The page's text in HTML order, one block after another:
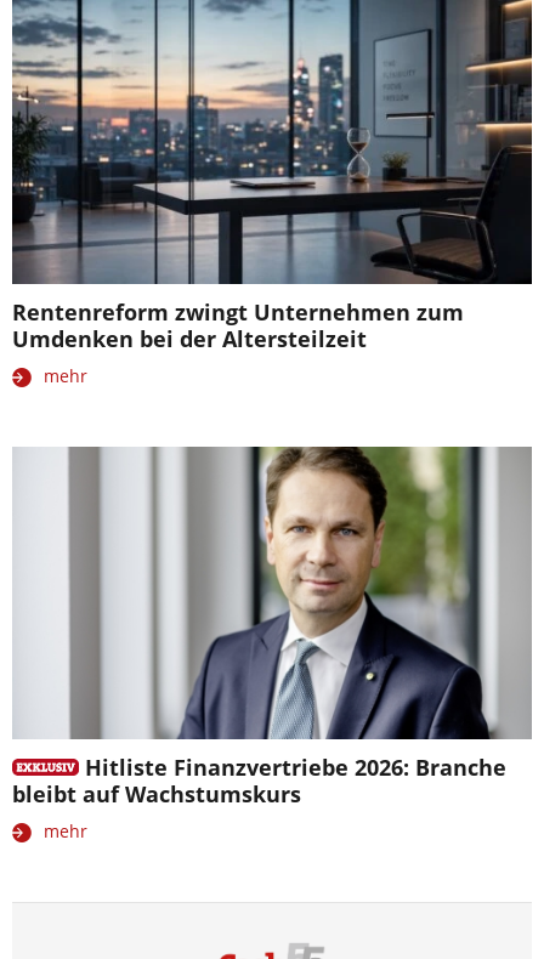
Rentenreform zwingt Unternehmen zum
Umdenken bei der Altersteilzeit
mehr
Hitliste Finanzvertriebe 2026: Branche
bleibt auf Wachstumskurs
mehr